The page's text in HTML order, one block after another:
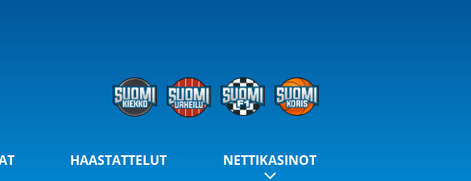
HAASTATTELUT NETTIKASINOT